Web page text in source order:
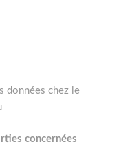
données chez le
concernées